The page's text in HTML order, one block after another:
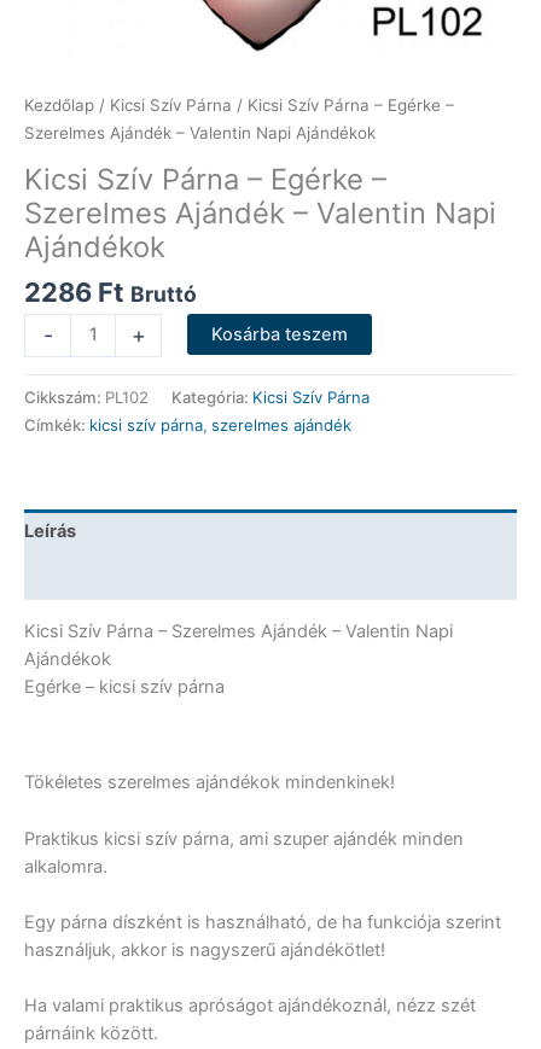
Kezdőlap / Kicsi Szív Párna / Kicsi Szív Párna – Egérke –
Szerelmes Ajándék – Valentin Napi Ajándékok
Kicsi Szív Párna – Egérke –
Szerelmes Ajándék – Valentin Napi
Ajándékok
2286 Ft Bruttó
-
Szív
Párna
-
Egérke
Ajándék
Napi
Ajándékok
mennyiség
+ Kosárba teszem
Cikkszám: PL102 Kategória: Kicsi Szív Párna
Címkék: kicsi szív párna, szerelmes ajándék
Leírás
Kicsi Szív Párna – Szerelmes Ajándék – Valentin Napi
Ajándékok
Egérke – kicsi szív párna
Tökéletes szerelmes ajándékok mindenkinek!
Praktikus kicsi szív párna, ami szuper ajándék minden
alkalomra.
Egy párna díszként is használható, de ha funkciója szerint
használjuk, akkor is nagyszerű ajándékötlet!
Ha valami praktikus apróságot ajándékoznál, nézz szét
párnáink között.